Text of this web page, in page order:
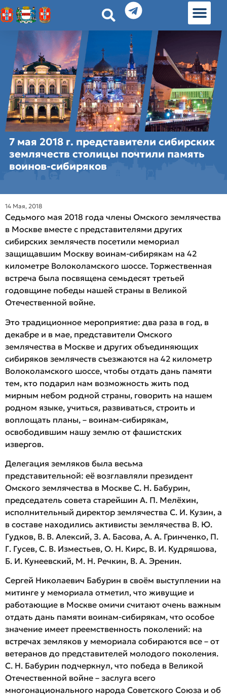
7 мая 2018 г. представители сибирских
землячеств столицы почтили память
воинов-сибиряков
14 Мая, 2018
Седьмого мая 2018 года члены Омского землячества
в Москве вместе с представителями других
сибирских землячеств посетили мемориал
защищавшим Москву воинам-сибирякам на 42
километре Волоколамского шоссе. Торжественная
встреча была посвящена семьдесят третьей
годовщине победы нашей страны в Великой
Отечественной войне.
Это традиционное мероприятие: два раза в год, в
декабре и в мае, представители Омского
землячества в Москве и других объединяющих
сибиряков землячеств съезжаются на 42 километр
Волоколамского шоссе, чтобы отдать дань памяти
тем, кто подарил нам возможность жить под
мирным небом родной страны, говорить на нашем
родном языке, учиться, развиваться, строить и
воплощать планы, – воинам-сибирякам,
освободившим нашу землю от фашистских
извергов.
Делегация земляков была весьма
представительной: её возглавляли президент
Омского землячества в Москве С. Н. Бабурин,
председатель совета старейшин А. П. Мелёхин,
исполнительный директор землячества С. И. Кузин, а
в составе находились активисты землячества В. Ю.
Гудков, В. В. Алексий, З. А. Басова, А. А. Гринченко, П.
Г. Гусев, С. В. Изместьев, О. Н. Кирс, В. И. Кудряшова,
Б. И. Кунеевский, М. Н. Речкин, В. А. Эренин.
Сергей Николаевич Бабурин в своём выступлении на
митинге у мемориала отметил, что живущие и
работающие в Москве омичи считают очень важным
отдать дань памяти воинам-сибирякам, что особое
значение имеет преемственность поколений: на
встречах земляков у мемориала собираются все – от
ветеранов до представителей молодого поколения.
С. Н. Бабурин подчеркнул, что победа в Великой
Отечественной войне – заслуга всего
многонационального народа Советского Союза и об